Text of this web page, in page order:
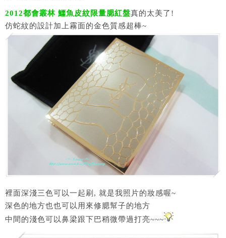
2012都會叢林 鱷魚皮紋限量腮紅盤真的太美了!
仿蛇紋的設計加上霧面的金色質感超棒~
裡面深淺三色可以一起刷, 就是我照片的妝感喔~
深色的地方也也可以用來修腮幫子的地方
中間的淺色可以鼻梁跟下巴稍微帶過打亮~~~